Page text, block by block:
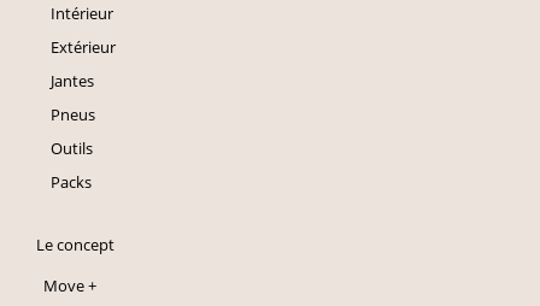
Intérieur
Extérieur
Jantes
Pneus
Outils
Packs
Le concept
Move +